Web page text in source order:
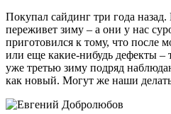
Покупал сайдинг три года
переживет зиму – а они у нас
приготовился к тому, что после
или еще какие-нибудь дефекты –
уже третью зиму подряд
как новый. Могут же наши